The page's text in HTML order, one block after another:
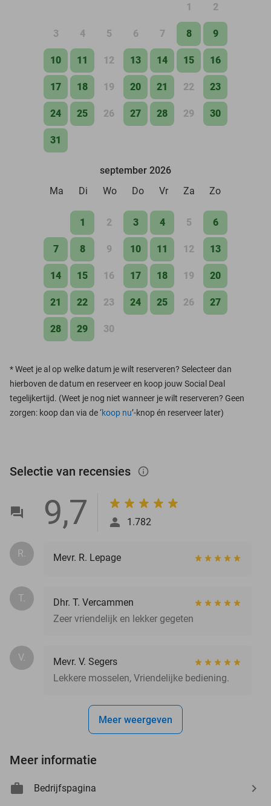
1 2
3 4 5 6 7 8 9
10 11 12 13 14 15 16
17 18 19 20 21 22 23
24 25 26 27 28 29 30
31
september 2026
Ma
Di Wo Do Vr Za Zo
1 2 3 4 5 6
7 8 9 10 11 12 13
14 15 16 17 18 19 20
21 22 23 24 25 26 27
28 29 30
*Weet je al op welke datum je wilt reserveren? Selecteer dan
hierboven de datum en reserveer en koop jouw Social Deal
tegelijkertijd. (Weet je nog niet wanneer je wilt reserveren? Geen
zorgen: koop dan via de ‘koop nu’-knop én reserveer later)
Selectie van recensies info_outlined
9,7 1.782
R. Mevr. R. Lepage
T.
Dhr. T. Vercammen
Zeer vriendelijk en lekker gegeten
V.
Mevr. V. Segers
Lekkere mosselen, Vriendelijke bediening.
Meer weergeven
Meer informatie
Bedrijfspagina